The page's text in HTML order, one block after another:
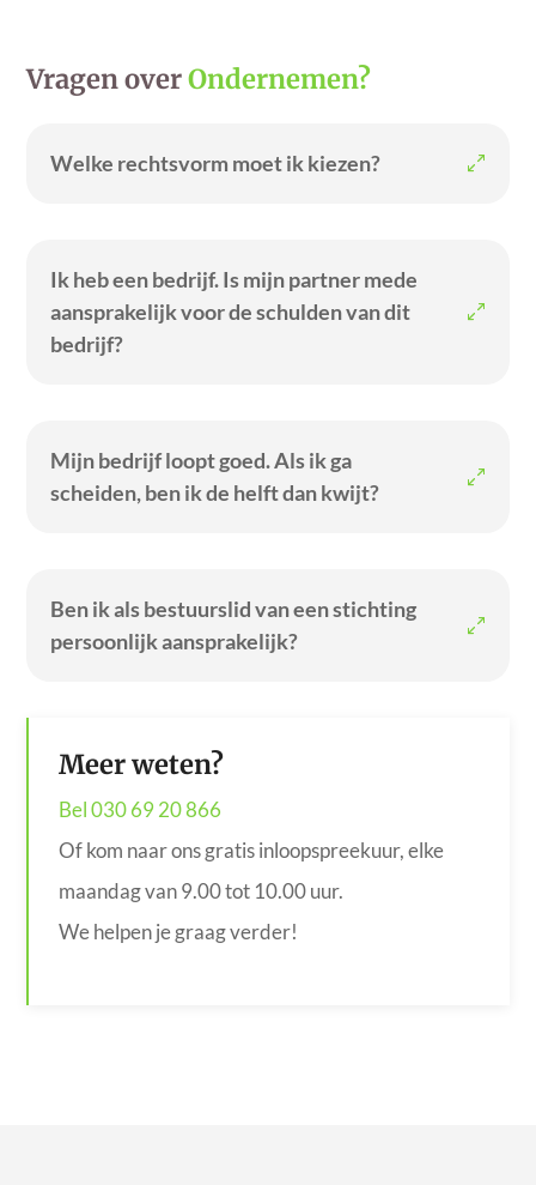
Vragen overOndernemen?
Welke rechtsvorm moet ik kiezen?
Ik heb een bedrijf. Is mijn partner mede
aansprakelijk voor de schulden van dit
bedrijf?
Mijn bedrijf loopt goed. Als ik ga
scheiden, ben ik de helft dan kwijt?
Ben ik als bestuurslid van een stichting
persoonlijk aansprakelijk?
Meer weten?
Bel 030 69 20 866
Of kom naar ons gratis inloopspreekuur, elke
maandag van 9.00 tot 10.00 uur.
We helpen je graag verder!